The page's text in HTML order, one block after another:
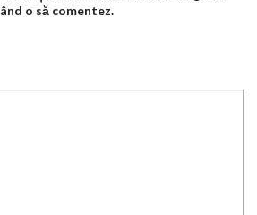
o să comentez.